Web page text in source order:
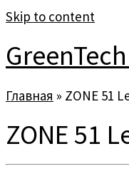
Skip to content
Главная » ZONE 51
ZONE 51